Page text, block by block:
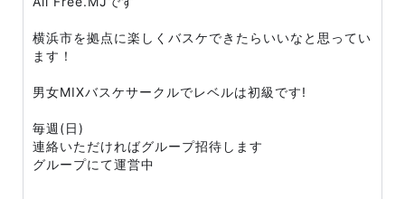
横浜市を拠点に楽しくバスケできたらいいなと思ってい
ます！
男女MIXバスケサークルでレベルは初級です!
毎週(日)
連絡いただければグループ招待します
グループにて運営中